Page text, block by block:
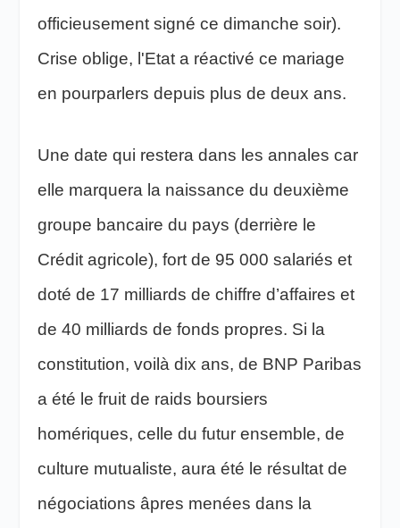
officieusement signé ce dimanche soir).
Crise oblige, l'Etat a réactivé ce mariage
en pourparlers depuis plus de deux ans.
Une date qui restera dans les annales car
elle marquera la naissance du deuxième
groupe bancaire du pays (derrière le
Crédit agricole), fort de 95 000 salariés et
doté de 17 milliards de chiffre d’affaires et
de 40 milliards de fonds propres. Si la
constitution, voilà dix ans, de BNP Paribas
a été le fruit de raids boursiers
homériques, celle du futur ensemble, de
culture mutualiste, aura été le résultat de
négociations âpres menées dans la